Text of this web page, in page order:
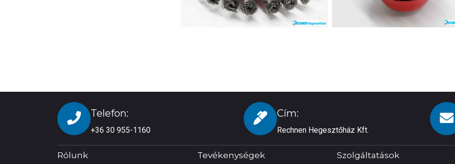
Telefon:
+36 30 955-1160
Cím:
Rechnen Hegesztőház Kft.
Rólunk Tevékenységek Szolgáltatások